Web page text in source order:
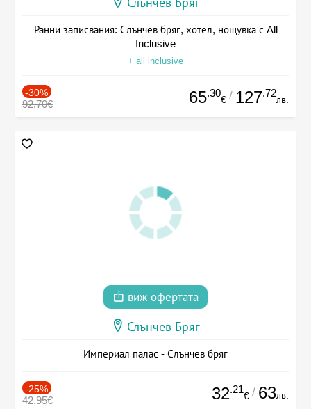
Ранни записвания: Слънчев бряг, хотел, нощувка с All
Inclusive
+ all inclusive
-30%
92.70€ 65.30
€ / 127.72
лв.
виж офертата
Слънчев Бряг
Империал палас - Слънчев бряг
-25%
42.95€ 32.21
€ / 63лв.